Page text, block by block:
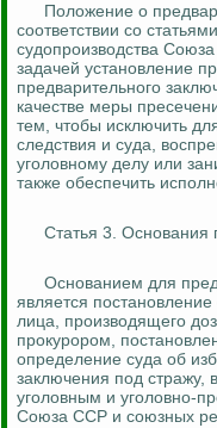
Положение о
соответствии со
судопроизводства
задачей установление
предварительного
качестве меры
тем, чтобы исключить
следствия и суда,
уголовному делу или
также обеспечить
Статья 3. Основания
Основанием для
является
лица, производящего
прокурором,
определение суда об
заключения под стражу,
уголовным и уголовно-
Союза ССР и союзных